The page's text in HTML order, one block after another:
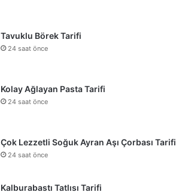
Tavuklu Börek Tarifi
24 saat önce
Kolay Ağlayan Pasta Tarifi
24 saat önce
Çok Lezzetli Soğuk Ayran Aşı Çorbası Tarifi
24 saat önce
Kalburabastı Tatlısı Tarifi